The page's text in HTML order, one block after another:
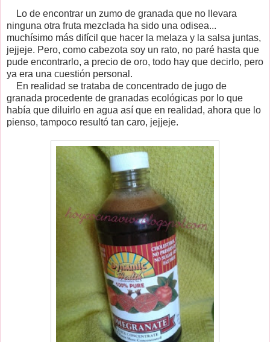
Lo de encontrar un zumo de granada que no llevara
ninguna otra fruta mezclada ha sido una odisea...
muchísimo más difícil que hacer la melaza y la salsa juntas,
jejjeje. Pero, como cabezota soy un rato, no paré hasta que
pude encontrarlo, a precio de oro, todo hay que decirlo, pero
ya era una cuestión personal.
En realidad se trataba de concentrado de jugo de
granada procedente de granadas ecológicas por lo que
había que diluirlo en agua así que en realidad, ahora que lo
pienso, tampoco resultó tan caro, jejjeje.